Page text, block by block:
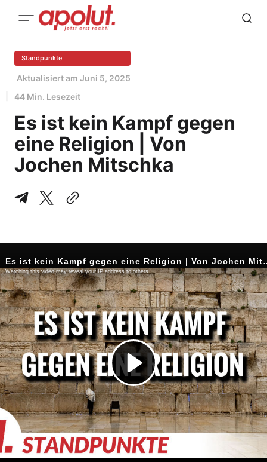
Standpunkte
Aktualisiert am Juni 5, 2025
44 Min. Lesezeit
Es ist kein Kampf gegen
eine Religion | Von
Jochen Mitschka